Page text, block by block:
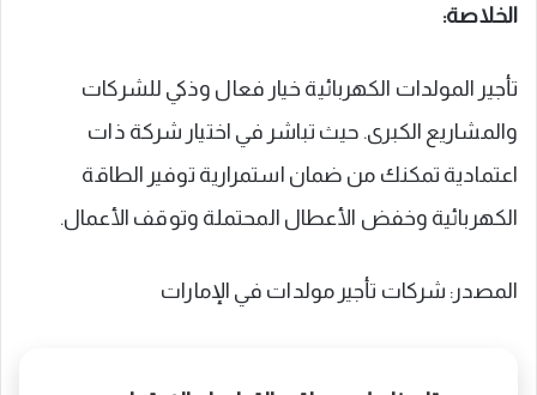
الخلاصة:
تأجير المولدات الكهربائية خيار فعال وذكي للشركات
والمشاريع الكبرى. حيث تباشر في اختيار شركة ذات
اعتمادية تمكنك من ضمان استمرارية توفير الطاقة
الكهربائية وخفض الأعطال المحتملة وتوقف الأعمال.
المصدر: شركات تأجير مولدات في الإمارات